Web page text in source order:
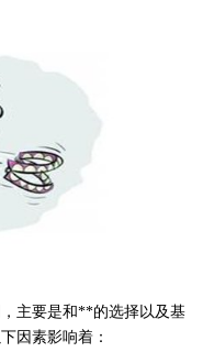
主要是和**的选择以及基
因素影响着：